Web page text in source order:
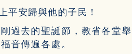
平安歸與他的子民！
過去的聖誕節，教省各堂
音傳遍各處。